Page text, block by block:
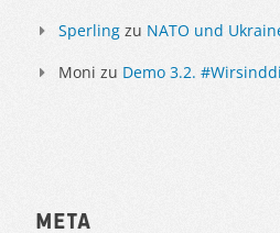
Sperling zu NATO und
Moni zu Demo 3.2.
Meta